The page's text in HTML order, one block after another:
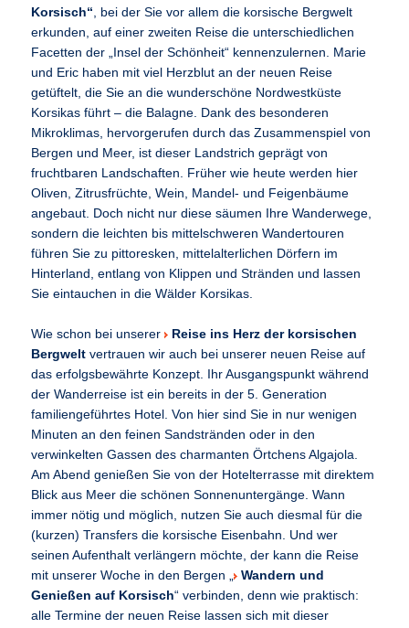
Korsisch“ , bei der Sie vor allem die korsische Bergwelt
erkunden, auf einer zweiten Reise die unterschiedlichen
Facetten der „Insel der Schönheit“ kennenzulernen. Marie
und Eric haben mit viel Herzblut an der neuen Reise
getüftelt, die Sie an die wunderschöne Nordwestküste
Korsikas führt – die Balagne. Dank des besonderen
Mikroklimas, hervorgerufen durch das Zusammenspiel von
Bergen und Meer, ist dieser Landstrich geprägt von
fruchtbaren Landschaften. Früher wie heute werden hier
Oliven, Zitrusfrüchte, Wein, Mandel- und Feigenbäume
angebaut. Doch nicht nur diese säumen Ihre Wanderwege,
sondern die leichten bis mittelschweren Wandertouren
führen Sie zu pittoresken, mittelalterlichen Dörfern im
Hinterland, entlang von Klippen und Stränden und lassen
Sie eintauchen in die Wälder Korsikas.
Wie schon bei unserer
Reise ins Herz der korsischen
Bergwelt vertrauen wir auch bei unserer neuen Reise auf
das erfolgsbewährte Konzept. Ihr Ausgangspunkt während
der Wanderreise ist ein bereits in der 5. Generation
familiengeführtes Hotel. Von hier sind Sie in nur wenigen
Minuten an den feinen Sandstränden oder in den
verwinkelten Gassen des charmanten Örtchens Algajola.
Am Abend genießen Sie von der Hotelterrasse mit direktem
Blick aus Meer die schönen Sonnenuntergänge. Wann
immer nötig und möglich, nutzen Sie auch diesmal für die
(kurzen) Transfers die korsische Eisenbahn. Und wer
seinen Aufenthalt verlängern möchte, der kann die Reise
mit unserer Woche in den Bergen „ Wandern und
Genießen auf Korsisch“ verbinden, denn wie praktisch:
alle Termine der neuen Reise lassen sich mit dieser